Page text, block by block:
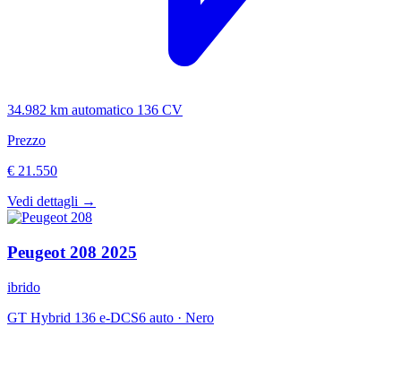
34.982 km automatico 136 CV
Prezzo
€ 21.550
Vedi dettagli →
Peugeot 208 2025
ibrido
GT Hybrid 136 e-DCS6 auto · Nero